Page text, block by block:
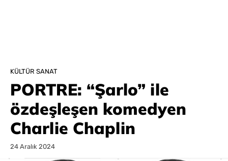
KÜLTÜR SANAT
PORTRE: “Şarlo” ile
özdeşleşen komedyen
Charlie Chaplin
24 Aralık 2024